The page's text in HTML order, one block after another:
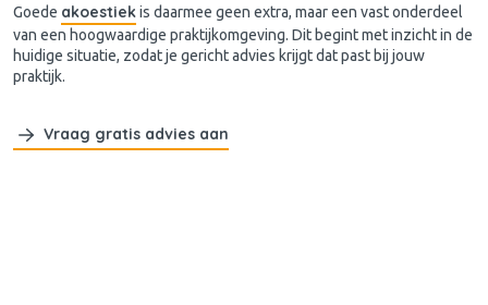
Goede akoestiekis daarmee geen extra, maar een vast onderdeel
van een hoogwaardige praktijkomgeving. Dit begint met inzicht in de
huidige situatie, zodat je gericht advies krijgt dat past bij jouw
praktijk.
Vraag gratis advies aan